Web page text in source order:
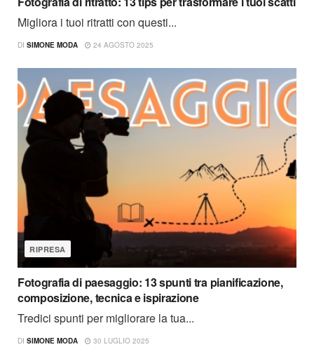
Migliora i tuoi ritratti con questi...
DI SIMONE MODA 24 AGOSTO 2025
RIPRESA
Fotografia di paesaggio: 13 spunti tra pianificazione,
composizione, tecnica e ispirazione
Tredici spunti per migliorare la tua...
DI SIMONE MODA 30 LUGLIO 2025